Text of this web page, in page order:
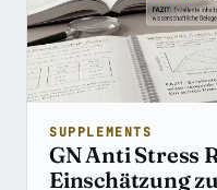
SUPPLEMENTS
GN Anti Stress
Einschätzung